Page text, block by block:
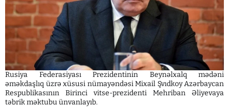
Rusiya Federasiyası Prezidentinin Beynəlxalq mədəni
əməkdaşlıq üzrə xüsusi nümayəndəsi Mixail Şvıdkoy Azərbaycan
Respublikasının Birinci vitse-prezidenti Mehriban Əliyevaya
təbrik məktubu ünvanlayıb.